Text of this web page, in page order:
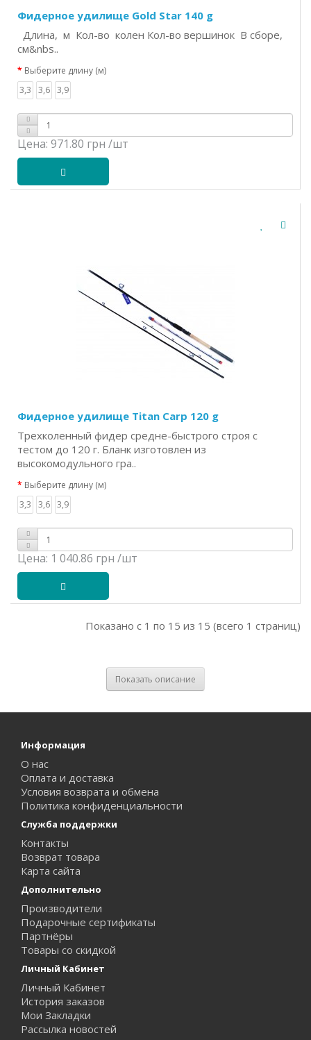
Фидерное удилище Gold Star 140 g
Длина, м Кол-во колен Кол-во вершинок В сборе,
см&nbs..
Выберите длину (м)
3,3
3,6 3,9
Цена: 971.80 грн /шт
Фидерное удилище Titan Carp 120 g
Трехколенный фидер средне-быстрого строя с
тестом до 120 г. Бланк изготовлен из
высокомодульного гра..
Выберите длину (м)
3,3
3,6 3,9
Цена: 1 040.86 грн /шт
Показано с 1 по 15 из 15 (всего 1 страниц)
Показать описание
Информация
О нас
Оплата и доставка
Условия возврата и обмена
Политика конфиденциальности
Служба поддержки
Контакты
Возврат товара
Карта сайта
Дополнительно
Производители
Подарочные сертификаты
Партнёры
Товары со скидкой
Личный Кабинет
Личный Кабинет
История заказов
Мои Закладки
Рассылка новостей